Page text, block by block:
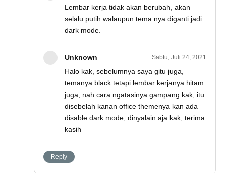
Lembar kerja tidak akan berubah, akan
selalu putih walaupun tema nya diganti jadi
dark mode.
Unknown Sabtu, Juli 24, 2021
Halo kak, sebelumnya saya gitu juga,
temanya black tetapi lembar kerjanya hitam
juga, nah cara ngatasinya gampang kak, itu
disebelah kanan office themenya kan ada
disable dark mode, dinyalain aja kak, terima
kasih
Reply